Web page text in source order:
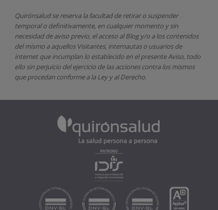
Quirónsaludse reserva la facultad de retirar o suspender
temporal o definitivamente, en cualquier momento y sin
necesidad de aviso previo, el acceso al Blog y/o a los contenidos
del mismo a aquellos Visitantes, internautas o usuarios de
internet que incumplan lo establecido en el presente Aviso, todo
ello sin perjuicio del ejercicio de las acciones contra los mismos
que procedan conforme a la Ley y al Derecho.